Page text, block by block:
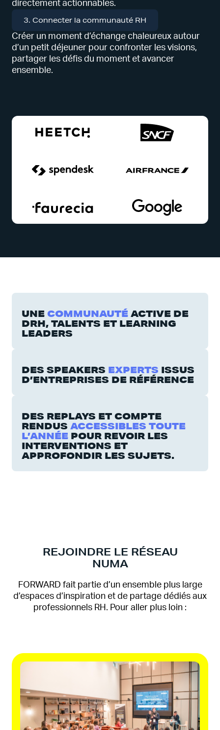
directement actionnables.
3. Connecter la communauté RH
Créer un moment d’échange chaleureux autour
d’un petit déjeuner pour confronter les visions,
partager les défis du moment et avancer
ensemble.
UNE COMMUNAUTÉ ACTIVE DE
DRH, TALENTS ET LEARNING
LEADERS
DES SPEAKERS EXPERTS ISSUS
D’ENTREPRISES DE RÉFÉRENCE
DES REPLAYS ET COMPTE
RENDUS ACCESSIBLES TOUTE
L’ANNÉE POUR REVOIR LES
INTERVENTIONS ET
APPROFONDIR LES SUJETS.
REJOINDRE LE RÉSEAU
NUMA
FORWARD fait partie d’un ensemble plus large
d’espaces d’inspiration et de partage dédiés aux
professionnels RH. Pour aller plus loin :